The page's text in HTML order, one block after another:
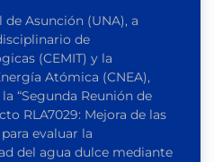
Asunción (UNA), a
de
(CEMIT) y la
Atómica (CNEA),
“Segunda Reunión de
RLA7029: Mejora de las
evaluar la
del agua dulce mediante